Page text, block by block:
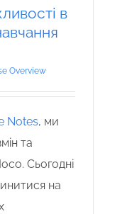
в
Overview
Notes, ми
та
Сьогодні
на